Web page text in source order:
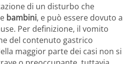
di un disturbo che
bambini, e può essere dovuto a
Per definizione, il vomito
del contenuto gastrico
maggior parte dei casi non si